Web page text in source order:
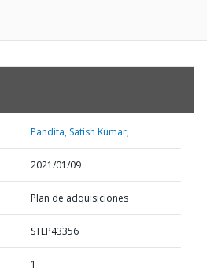
Pandita, Satish Kumar;
2021/01/09
Plan de adquisiciones
STEP43356
1